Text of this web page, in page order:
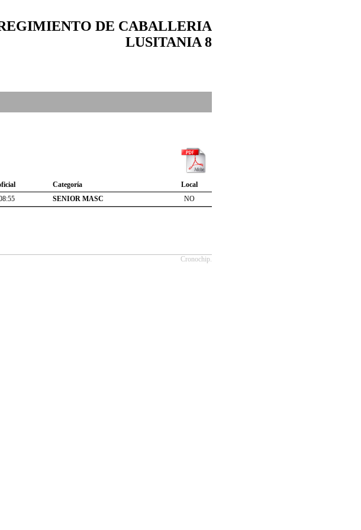
DE CABALLERIA
LUSITANIA 8
Categoría
Local
SENIOR MASC
NO
Cronochip.